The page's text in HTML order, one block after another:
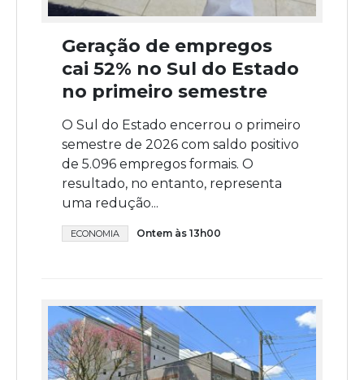
Geração de empregos
cai 52% no Sul do Estado
no primeiro semestre
O Sul do Estado encerrou o primeiro
semestre de 2026 com saldo positivo
de 5.096 empregos formais. O
resultado, no entanto, representa
uma redução...
ECONOMIA Ontem às 13h00